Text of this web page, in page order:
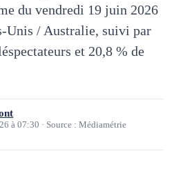
du vendredi 19 juin 2026
Unis / Australie, suivi par
et 20,8 % de
à07:30 · Source : Médiamétrie